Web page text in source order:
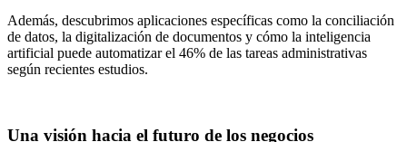
Además, descubrimos aplicaciones específicas como la conciliación
de datos, la digitalización de documentos y cómo la inteligencia
artificial puede automatizar el 46% de las tareas administrativas
según recientes estudios.
Una visión hacia el futuro de los negocios